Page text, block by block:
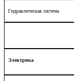
Гидравлическая система
Электрика